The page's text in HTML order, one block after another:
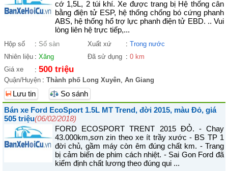
cớ 1,5L, 2 túi khí. Xe được trang bị Hệ thống cân
bằng điện tử ESP, hệ thống chống bó cứng phanh
ABS, hệ thống hổ trợ lực phanh điện tử EBD. .. Vui
lòng liên hệ trực tiếp,...
Hộp số : Số sàn Xuất xứ : Trong nước
Nhiên liệu : Xăng Đã sử dụng : 0 km
Giá xe
: 500 triệu
Quận/Huyện : Thành phố Long Xuyên, An Giang
Lưu tin
So sánh
Bán xe Ford EcoSport 1.5L MT Trend, đời 2015, màu Đỏ, giá
505 triệu(06/02/2018)
FORD ECOSPORT TRENT 2015 ĐỎ. - Chay
43.000km,sơn zin theo xe ít trầy xước - BS TP 1
đời chủ, gầm máy còn êm đúng chất km. - Trang
bị cảm biến de phim cách nhiệt. - Sai Gon Ford đã
kiểm định chất lương theo đúng qui ...